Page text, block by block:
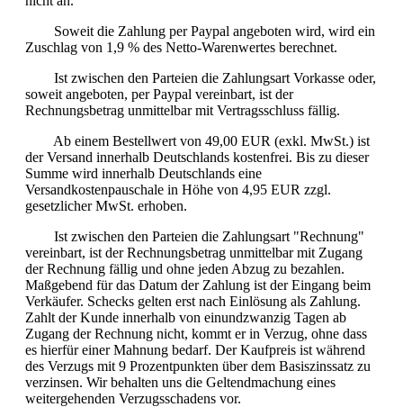
Soweit die Zahlung per Paypal angeboten wird, wird ein
Zuschlag von 1,9 % des Netto-Warenwertes berechnet.
Ist zwischen den Parteien die Zahlungsart Vorkasse oder,
soweit angeboten, per Paypal vereinbart, ist der
Rechnungsbetrag unmittelbar mit Vertragsschluss fällig.
Ab einem Bestellwert von 49,00 EUR (exkl. MwSt.) ist
der Versand innerhalb Deutschlands kostenfrei. Bis zu dieser
Summe wird innerhalb Deutschlands eine
Versandkostenpauschale in Höhe von 4,95 EUR zzgl.
gesetzlicher MwSt. erhoben.
Ist zwischen den Parteien die Zahlungsart "Rechnung"
vereinbart, ist der Rechnungsbetrag unmittelbar mit Zugang
der Rechnung fällig und ohne jeden Abzug zu bezahlen.
Maßgebend für das Datum der Zahlung ist der Eingang beim
Verkäufer. Schecks gelten erst nach Einlösung als Zahlung.
Zahlt der Kunde innerhalb von einundzwanzig Tagen ab
Zugang der Rechnung nicht, kommt er in Verzug, ohne dass
es hierfür einer Mahnung bedarf. Der Kaufpreis ist während
des Verzugs mit 9 Prozentpunkten über dem Basiszinssatz zu
verzinsen. Wir behalten uns die Geltendmachung eines
weitergehenden Verzugsschadens vor.